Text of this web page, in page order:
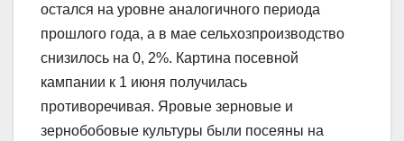
остался на уровне аналогичного периода
прошлого года, а в мае сельхозпроизводство
снизилось на 0, 2%. Картина посевной
кампании к 1 июня получилась
противоречивая. Яровые зерновые и
зернобобовые культуры были посеяны на